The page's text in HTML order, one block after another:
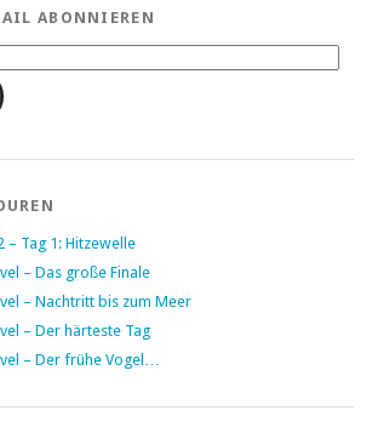
ABONNIEREN
– Tag 1: Hitzewelle
– Das große Finale
– Nachtritt bis zum Meer
– Der härteste Tag
– Der frühe Vogel…